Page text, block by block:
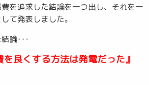
を追求した結論を一つ出し、それを一
て発表しました。
論･･･
を良くする方法は発電だった』